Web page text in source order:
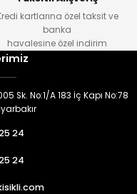
kartlarına özel taksit ve
banka
havalesine özel indirim
Sk. No:1/A 183 İç Kapı No:78
24
24